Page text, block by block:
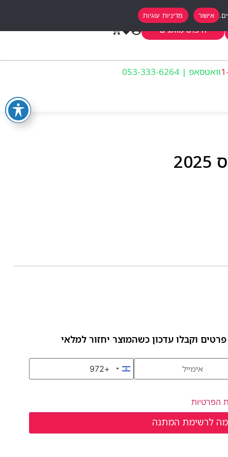
חיפוש מותגים
וואטסאפ | 053-333-6264
וקבלו עדכון כשהמוצר יחזור למלאי
Israel +972
+972
הפרטיות
אישור מדיניות עוגיות